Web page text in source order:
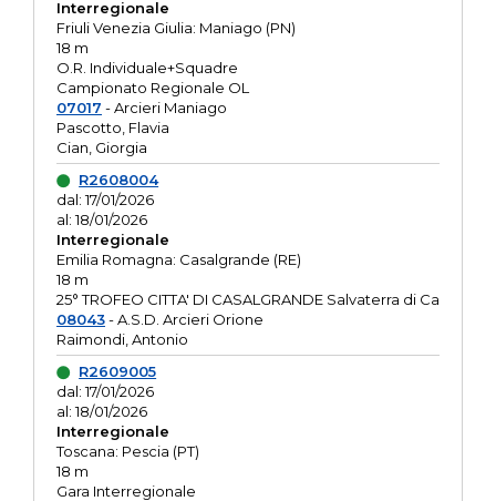
Interregionale
Friuli Venezia Giulia: Maniago (PN)
18 m
O.R. Individuale+Squadre
Campionato Regionale OL
07017 - Arcieri Maniago
Pascotto, Flavia
Cian, Giorgia
R2608004
dal: 17/01/2026
al: 18/01/2026
Interregionale
Emilia Romagna: Casalgrande (RE)
18 m
25° TROFEO CITTA' DI CASALGRANDE Salvaterra di Ca
08043- A.S.D. Arcieri Orione
Raimondi, Antonio
R2609005
dal: 17/01/2026
al: 18/01/2026
Interregionale
Toscana: Pescia (PT)
18 m
Gara Interregionale